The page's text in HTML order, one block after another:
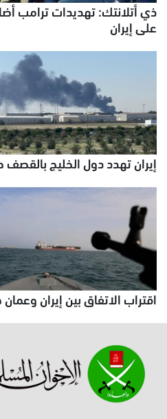
ذي أتلانتك: تهديدات ترامب
على إيران
إيران تهدد دول الخليج
اقتراب الاتفاق بين إيران